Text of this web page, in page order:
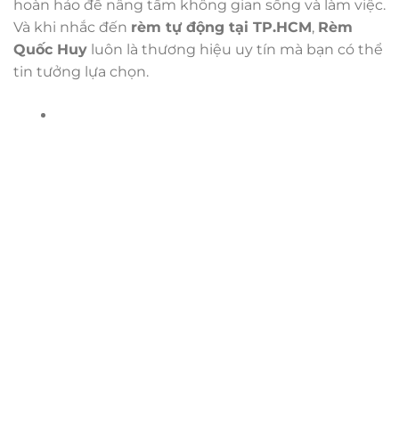
hoàn hảo để nâng tầm không gian sống và làm việc.
Và khi nhắc đến rèm tự động tại TP.HCM, Rèm
Quốc Huy luôn là thương hiệu uy tín mà bạn có thể
tin tưởng lựa chọn.